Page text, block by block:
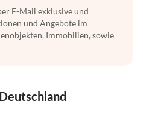
E-Mail exklusive und
und Angebote im
Immobilien, sowie